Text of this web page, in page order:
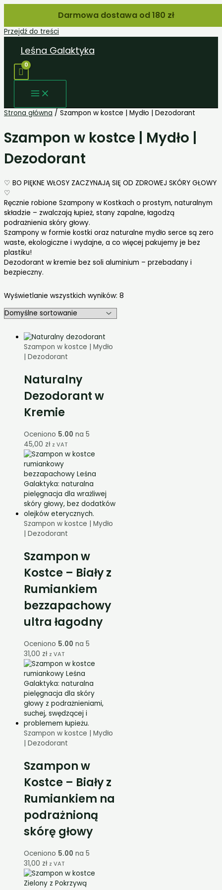
Darmowa dostawa od 180 zł
Przejdź do treści
Leśna Galaktyka
Strona główna / Szampon w kostce | Mydło | Dezodorant
Szampon w kostce | Mydło |
Dezodorant
♡ BO PIĘKNE WŁOSY ZACZYNAJĄ SIĘ OD ZDROWEJ SKÓRY GŁOWY
♡
Ręcznie robione Szampony w Kostkach o prostym, naturalnym
składzie – zwalczają łupież, stany zapalne, łagodzą
podrażnienia skóry głowy.
Szampony w formie kostki oraz naturalne mydło serce są zero
waste, ekologiczne i wydajne, a co więcej pakujemy je bez
plastiku!
Dezodorant w kremie bez soli aluminium – przebadany i
bezpieczny.
Wyświetlanie wszystkich wyników: 8
Szampon w kostce | Mydło
| Dezodorant
Naturalny
Dezodorant w
Kremie
Oceniono 5.00 na 5
45,00 zł z VAT
Szampon w kostce | Mydło
| Dezodorant
Szampon w
Kostce – Biały z
Rumiankiem
bezzapachowy
ultra łagodny
Oceniono 5.00 na 5
31,00 zł z VAT
Szampon w kostce | Mydło
| Dezodorant
Szampon w
Kostce – Biały z
Rumiankiem na
podrażnioną
skórę głowy
Oceniono 5.00 na 5
31,00 zł z VAT